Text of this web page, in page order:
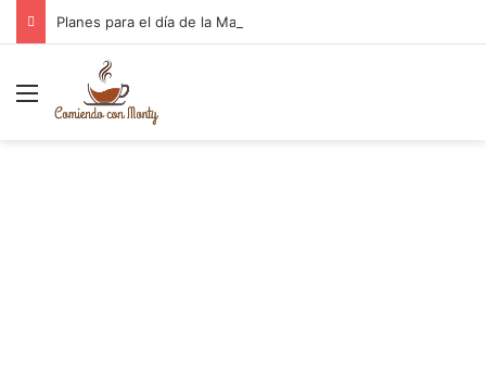
Planes para el día de la Madre Cantabria